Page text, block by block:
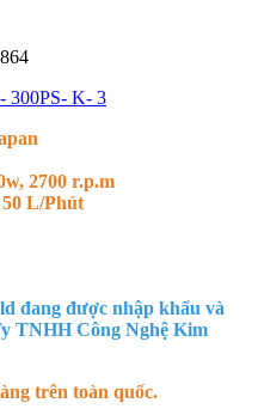
300PS- K- 3
2700 r.p.m
L/Phút
đang được nhập khẩu và
TNHH Công Nghệ Kim
trên toàn quốc.